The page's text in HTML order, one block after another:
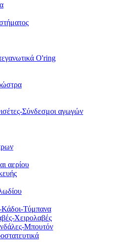
O'ring
Σύνδεσμοι αγωγών
αερίου
Τύμπανα
Χειρολαβές
Μπουτόν